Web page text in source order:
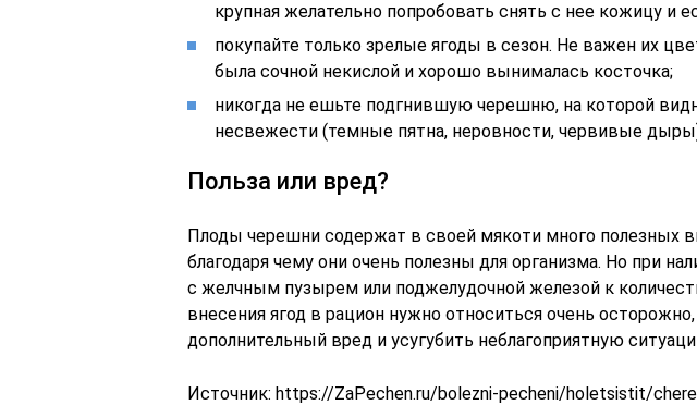
крупная желательно попробовать снять с нее кожицу и
покупайте только зрелые ягоды в сезон. Не важен их
была сочной некислой и хорошо вынималась косточка;
никогда не ешьте подгнившую черешню, на которой
несвежести (темные пятна, неровности, червивые
Польза или вред?
Плоды черешни содержат в своей мякоти много полезных
благодаря чему они очень полезны для организма. Но при
с желчным пузырем или поджелудочной железой к
внесения ягод в рацион нужно относиться очень
дополнительный вред и усугубить неблагоприятную
Источник: https://ZaPechen.ru/bolezni-pecheni/holetsistit/